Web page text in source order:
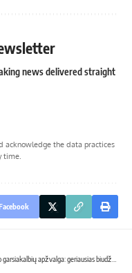
news delivered straight
acknowledge the data practices
time.
apžvalga: geriausias biudžetinis lauko garsiakalbis?